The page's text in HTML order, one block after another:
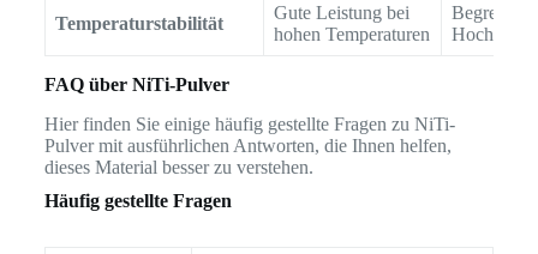
Temperaturstabilität
Gute Leistung bei
hohen Temperaturen
Begrenzt
FAQ über NiTi-Pulver
Hier finden Sie einige häufig gestellte Fragen zu NiTi-
Pulver mit ausführlichen Antworten, die Ihnen helfen,
dieses Material besser zu verstehen.
Häufig gestellte Fragen